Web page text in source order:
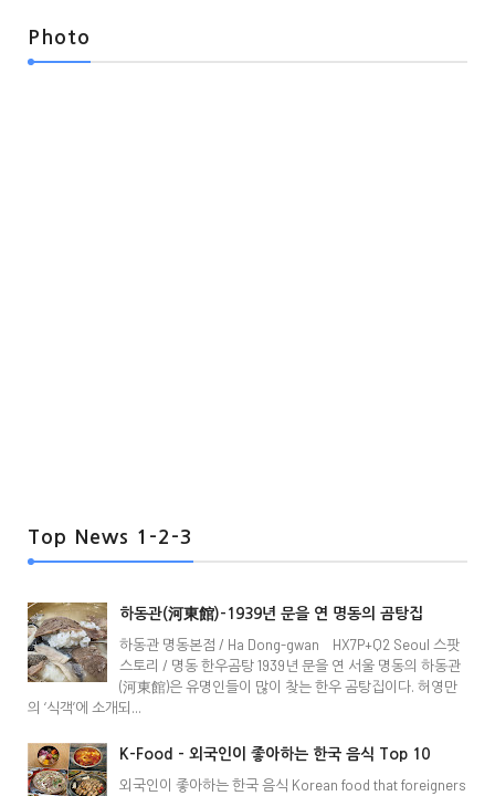
Photo
Top News 1-2-3
하동관(河東館)-1939년 문을 연 명동의 곰탕집
하동관 명동본점 / Ha Dong-gwan HX7P+Q2 Seoul 스팟
스토리 / 명동 한우곰탕 1939년 문을 연 서울 명동의 하동관
(河東館)은 유명인들이 많이 찾는 한우 곰탕집이다. 허영만
의 ‘식객’에 소개되...
K-Food - 외국인이 좋아하는 한국 음식 Top 10
외국인이 좋아하는 한국 음식 Korean food that foreigners